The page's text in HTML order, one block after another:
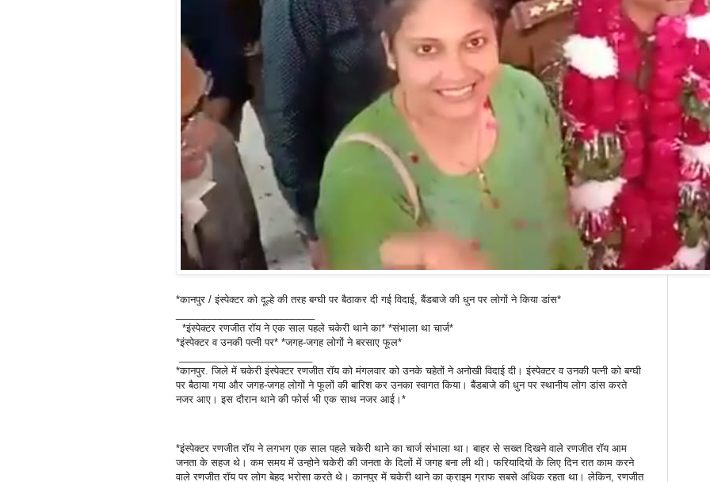
*कानपुर / इंस्पेक्टर को दूल्हे की तरह बग्घी पर बैठाकर दी गई विदाई, बैंडबाजे की धुन पर लोगों ने किया डांस*
*इंस्पेक्टर रणजीत रॉय ने एक साल पहले चकेरी थाने का* *संभाला था चार्ज*
*इंस्पेक्टर व उनकी पत्नी पर* *जगह-जगह लोगों ने बरसाए फूल*
*कानपुर. जिले में चकेरी इंस्पेक्टर रणजीत रॉय को मंगलवार को उनके चहेतों ने अनोखी विदाई दी। इंस्पेक्टर व उनकी पत्नी को बग्घी
पर बैठाया गया और जगह-जगह लोगों ने फूलों की बारिश कर उनका स्वागत किया। बैंडबाजे की धुन पर स्थानीय लोग डांस करते
नजर आए। इस दौरान थाने की फोर्स भी एक साथ नजर आई।*
*इंस्पेक्टर रणजीत रॉय ने लगभग एक साल पहले चकेरी थाने का चार्ज संभाला था। बाहर से सख्त दिखने वाले रणजीत रॉय आम
जनता के सहज थे। कम समय में उन्होने चकेरी की जनता के दिलों में जगह बना ली थी। फरियादियों के लिए दिन रात काम करने
वाले रणजीत रॉय पर लोग बेहद भरोसा करते थे। कानपुर में चकेरी थाने का क्राइम ग्राफ सबसे अधिक रहता था। लेकिन, रणजीत